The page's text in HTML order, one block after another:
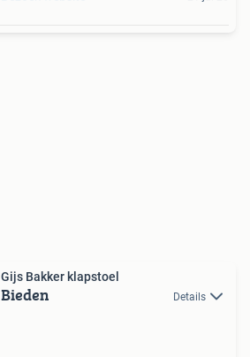
Gijs Bakker klapstoel
Bieden Details